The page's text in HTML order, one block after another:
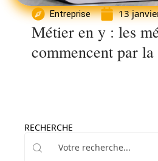
Entreprise 13
Métier en y : les
commencent par
RECHERCHE